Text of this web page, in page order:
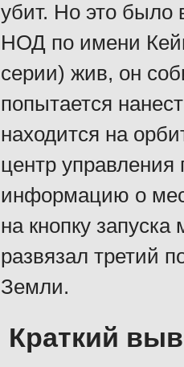
убит. Но это было
НОД по имени
серии) жив, он
попытается
находится на
центр
информацию о
на кнопку
развязал третий
Земли.
Краткий